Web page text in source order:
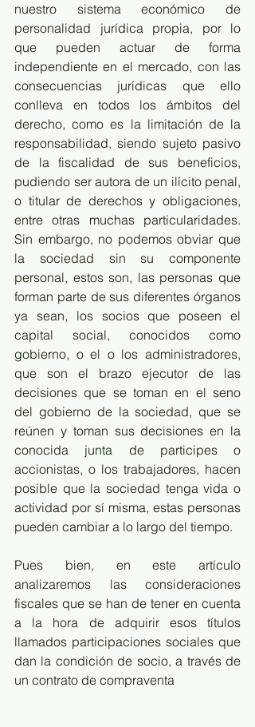
nuestro sistema económico de
personalidad jurídica propia, por lo
que pueden actuar de forma
independiente en el mercado, con las
consecuencias jurídicas que ello
conlleva en todos los ámbitos del
derecho, como es la limitación de la
responsabilidad, siendo sujeto pasivo
de la fiscalidad de sus beneficios,
pudiendo ser autora de un ilícito penal,
o titular de derechos y obligaciones,
entre otras muchas particularidades.
Sin embargo, no podemos obviar que
la sociedad sin su componente
personal, estos son, las personas que
forman parte de sus diferentes órganos
ya sean, los socios que poseen el
capital social, conocidos como
gobierno, o el o los administradores,
que son el brazo ejecutor de las
decisiones que se toman en el seno
del gobierno de la sociedad, que se
reúnen y toman sus decisiones en la
conocida junta de participes o
accionistas, o los trabajadores, hacen
posible que la sociedad tenga vida o
actividad por sí misma, estas personas
pueden cambiar a lo largo del tiempo.
Pues bien, en este artículo
analizaremos las consideraciones
fiscales que se han de tener en cuenta
a la hora de adquirir esos títulos
llamados participaciones sociales que
dan la condición de socio, a través de
un contrato de compraventa